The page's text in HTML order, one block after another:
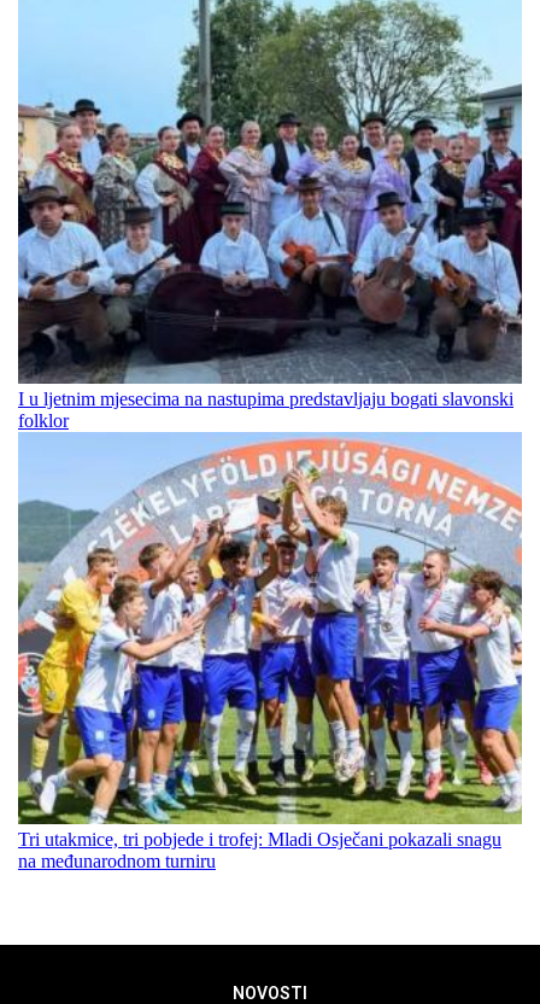
I u ljetnim mjesecima na nastupima predstavljaju bogati slavonski
folklor
Tri utakmice, tri pobjede i trofej: Mladi Osječani pokazali snagu
na međunarodnom turniru
NOVOSTI